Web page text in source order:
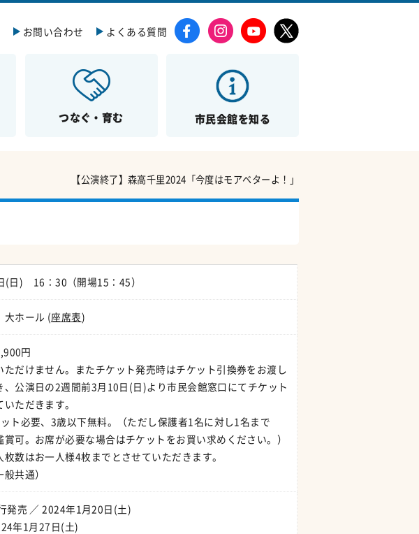
つなぐ・育む 市民会館を知る
お問い合わせ よくある質問
【公演終了】森高千里2024「今度はモアベターよ！」
(日) 16：30（開場15：45）
ホール (座席表)
円
ただけません。またチケット発売時はチケット引換券をお渡し
、公演日の2週間前3月10日(日)より市民会館窓口にてチケット
ただきます。
ト必要、3歳以下無料。（ただし保護者1名に対し1名まで
可。お席が必要な場合はチケットをお買い求めください。）
数はお一人様4枚までとさせていただきます。
共通）
発売 ／ 2024年1月20日(土)
年1月27日(土)